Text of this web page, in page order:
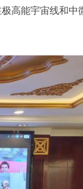
高能宇宙线和中